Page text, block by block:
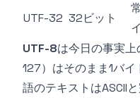
UTF-32 32ビット
UTF-8は今日の事実上
127）はそのまま1バ
語のテキストはASCII